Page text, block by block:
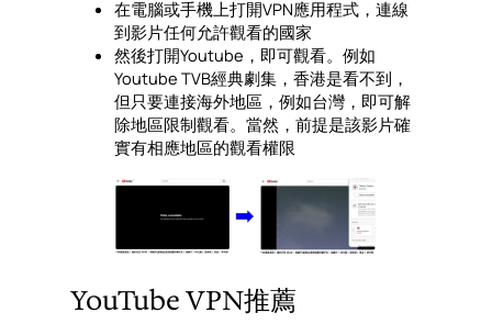
在電腦或手機上打開VPN應用程式，連線
到影片任何允許觀看的國家
然後打開Youtube，即可觀看。例如
Youtube TVB經典劇集，香港是看不到，
但只要連接海外地區，例如台灣，即可解
除地區限制觀看。當然，前提是該影片確
實有相應地區的觀看權限
YouTube VPN推薦